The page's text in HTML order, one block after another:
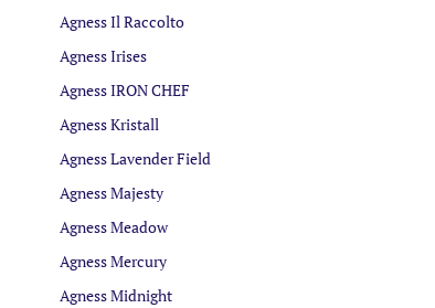
Agness Il Raccolto
Agness Irises
Agness IRON CHEF
Agness Kristall
Agness Lavender Field
Agness Majesty
Agness Meadow
Agness Mercury
Agness Midnight